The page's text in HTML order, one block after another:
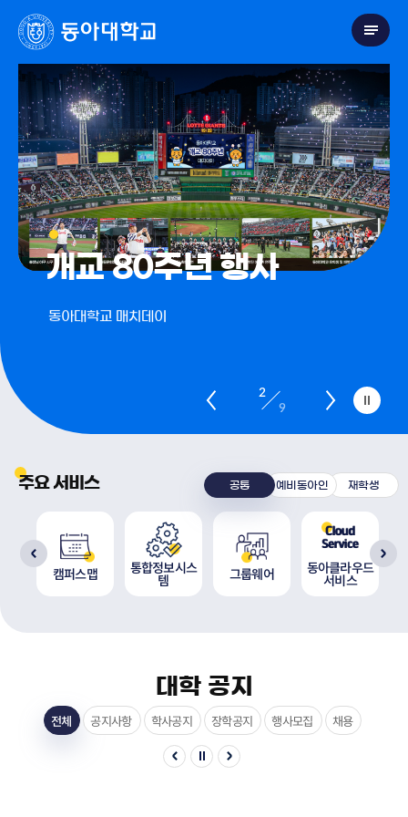
개교 80주년 행사
동아대학교 매치데이
2
9
주요 서비스 공통 예비동아인 재학생
캠퍼스맵 통합정보시스
템 그룹웨어 동아클라우드
서비스
대학 공지
전체 공지사항 학사공지 장학공지 행사모집 채용